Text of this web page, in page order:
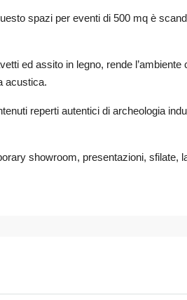
spazi per eventi di 500 mq è
ed assito in legno, rende
acustica.
reperti autentici di archeologia
showroom, presentazioni, sfilate,